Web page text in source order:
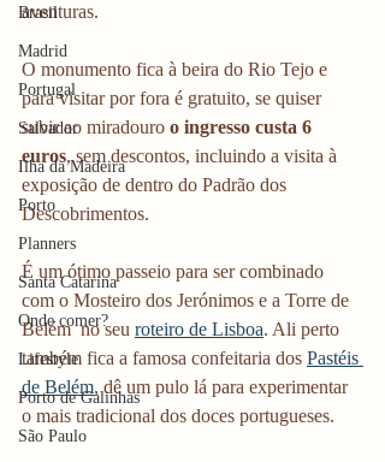
Brasil
Madrid
Portugal
Salvador
Ilha da Madeira
Porto
Planners
Santa Catarina
Onde comer?
Lifestyle
Porto de Galinhas
São Paulo
aventuras.
O monumento fica à beira do Rio Tejo e
para visitar por fora é gratuito, se quiser
subir ao miradouro o ingresso custa 6
euros, sem descontos, incluindo a visita à
exposição de dentro do Padrão dos
Descobrimentos.
É um ótimo passeio para ser combinado
com o Mosteiro dos Jerónimos e a Torre de
Belém  no seu roteiro de Lisboa. Ali perto
também fica a famosa confeitaria dos Pastéis
de Belém, dê um pulo lá para experimentar
o mais tradicional dos doces portugueses.